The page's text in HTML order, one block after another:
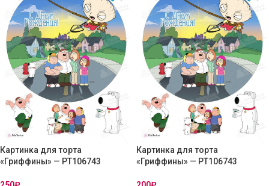
Картинка для торта
«Гриффины» — PT106743
Картинка для торта
«Гриффины» — PT106743